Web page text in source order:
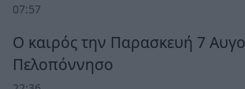
07:57
Ο καιρός την Παρασκευή 7
Πελοπόννησο